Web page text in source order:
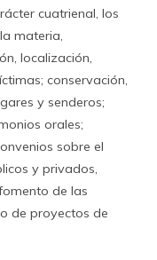
cuatrienal, los
materia,
localización,
conservación,
y senderos;
orales;
sobre el
y privados,
de las
de proyectos de